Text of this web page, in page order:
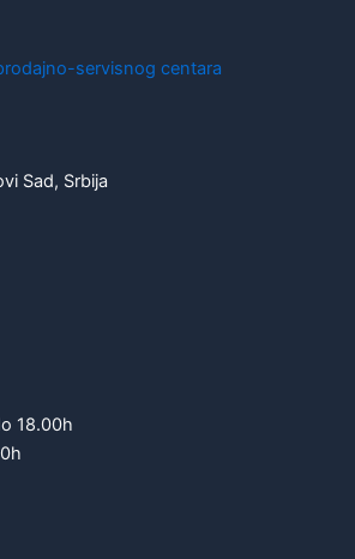
servisnog centara
Sad, Srbija
18.00h